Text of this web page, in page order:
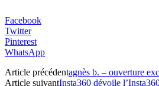
Facebook
Twitter
Pinterest
WhatsApp
Article précédentagnès b. – ouverture
Article suivantInsta360 dévoile